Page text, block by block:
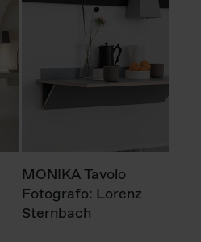
MONIKA Tavolo
Fotografo: Lorenz
Sternbach